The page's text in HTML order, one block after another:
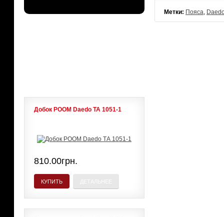
Добок POOM Daedo ТА 1051-1
810.00грн.
КУПИТЬ
Метки: Пояса,